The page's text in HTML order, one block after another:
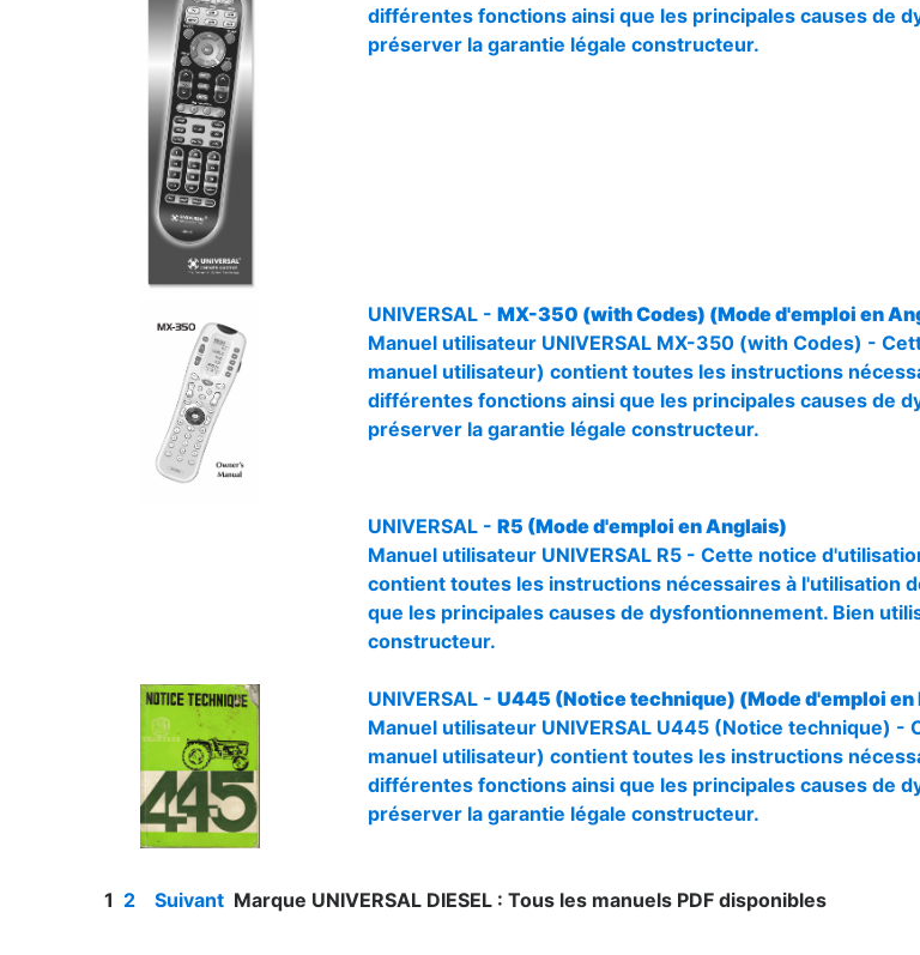
différentes fonctions ainsi que les principales causes de
préserver la garantie légale constructeur.
UNIVERSAL - MX-350 (with Codes) (Mode d'emploi en
Manuel utilisateur UNIVERSAL MX-350 (with Codes) -
manuel utilisateur) contient toutes les instructions
différentes fonctions ainsi que les principales causes de
préserver la garantie légale constructeur.
UNIVERSAL - R5 (Mode d'emploi en Anglais)
Manuel utilisateur UNIVERSAL R5 - Cette notice
contient toutes les instructions nécessaires à l'utilisation
que les principales causes de dysfontionnement. Bien
constructeur.
UNIVERSAL - U445 (Notice technique) (Mode d'emploi en
Manuel utilisateur UNIVERSAL U445 (Notice technique)
manuel utilisateur) contient toutes les instructions
différentes fonctions ainsi que les principales causes de
préserver la garantie légale constructeur.
1 2 Suivant Marque UNIVERSAL DIESEL : Tous les manuels PDF disponibles